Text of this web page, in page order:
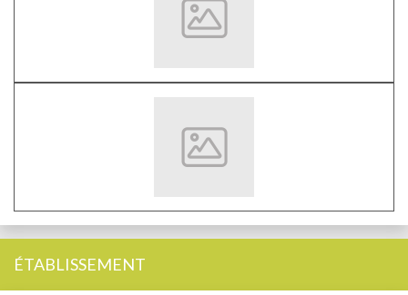
ÉTABLISSEMENT